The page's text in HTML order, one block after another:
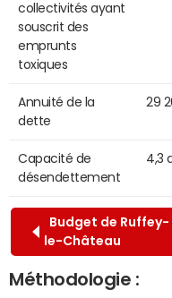
collectivités ayant
souscrit des
emprunts
toxiques
Annuité de la
dette
29
Capacité de
désendettement
4,3
Budget de Ruffey-
le-Château
Méthodologie :